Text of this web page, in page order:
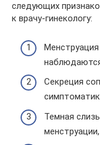
следующих
к врачу-гинекологу:
Секреция
Темная